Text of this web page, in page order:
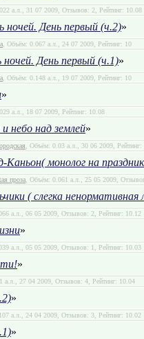
а.л., 31 07 2009, Отзывов: 2, Рейтинг: 10.08
ночей. День первый (ч.2)»
, Объём: 0.067 а.л., 24 07 2009, Рейтинг: 10
ночей. День первый (ч.1)»
, Объём: 0.148 а.л., 19 07 2009, Рейтинг: 10
»
а.л., 18 07 2009, Рейтинг: 10.08
небо над землей»
, Объём: 0.03 а.л., 30 06 2009, Рейтинг:
Каньон( монолог на
проза, Объём: 0.061 а.л., 25 05 2009,
( слегка ненормативная
а.л., 06 05 2009, Отзывов: 2, Рейтинг: 10.12
»
а.л., 05 05 2009, Отзывов: 1, Рейтинг: 10.03
»
а.л., 27 04 2009, Отзывов: 4, Рейтинг: 10.04
»
а.л., 24 04 2009, Отзывов: 3, Рейтинг: 10.02
»